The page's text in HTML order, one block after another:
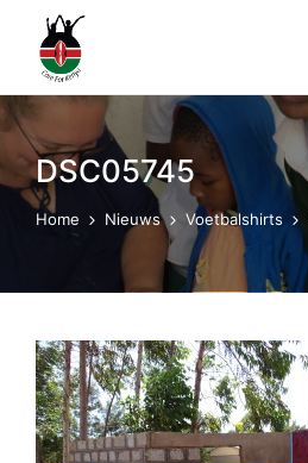
DSC05745
Home Nieuws Voetbalshirts